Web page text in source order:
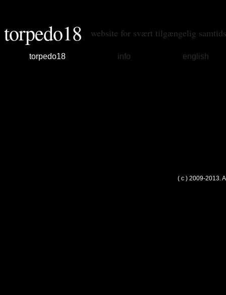
torpedo18 website for svært tilgængelig
torpedo18 info english
( c ) 2009-2013.